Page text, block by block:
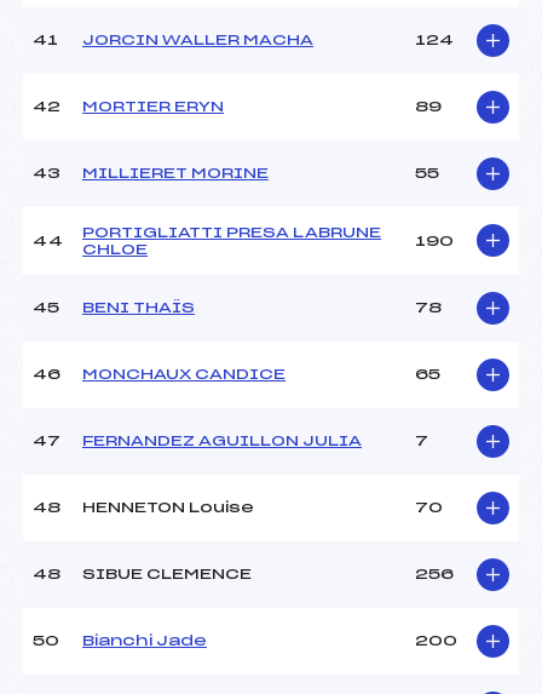
41 JORCIN WALLER MACHA 124
42 MORTIER ERYN 89
43 MILLIERET MORINE 55
44
PORTIGLIATTI PRESA LABRUNE
CHLOE
190
45 BENI THAÏS 78
46 MONCHAUX CANDICE 65
47 FERNANDEZ AGUILLON JULIA 7
48 HENNETON Louise 70
48 SIBUE CLEMENCE 256
50 Bianchi Jade 200